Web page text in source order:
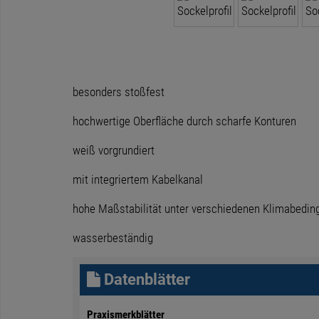
besonders stoßfest
hochwertige Oberfläche durch scharfe Konturen
weiß vorgrundiert
mit integriertem Kabelkanal
hohe Maßstabilität unter verschiedenen
wasserbeständig
Datenblätter
Praxismerkblätter